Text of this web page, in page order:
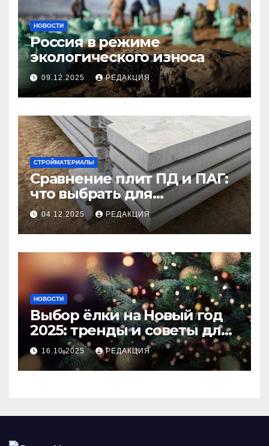
НОВОСТИ
Россия в режиме
экологического износа
09.12.2025 РЕДАКЦИЯ
СТРОЙМАТЕРИАЛЫ
Сравнение плит ПД и ПАГ:
что выбрать для
долговечного и прочного
покрытия
04.12.2025 РЕДАКЦИЯ
НОВОСТИ
Выбор ёлки на Новый год
2025: тренды и советы для
идеального праздника
16.10.2025 РЕДАКЦИЯ